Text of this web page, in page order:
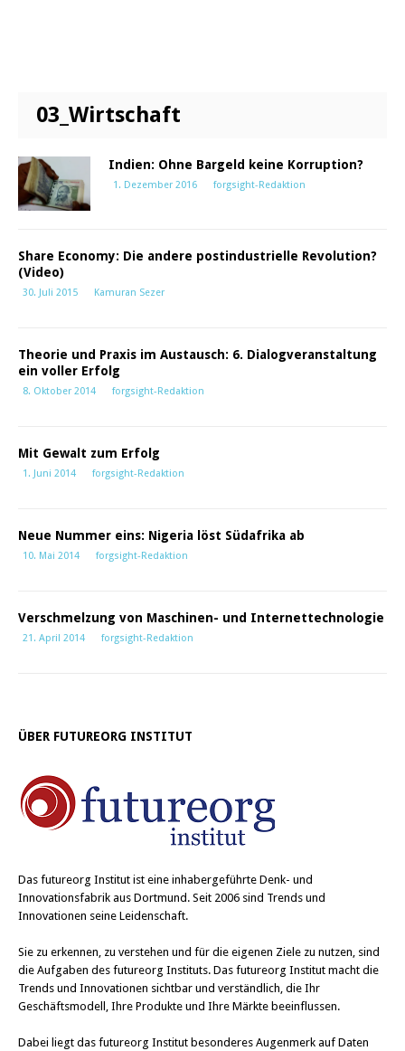
03_Wirtschaft
Indien: Ohne Bargeld keine Korruption?
1. Dezember 2016 forgsight-Redaktion
Share Economy: Die andere postindustrielle Revolution?
(Video)
30. Juli 2015 Kamuran Sezer
Theorie und Praxis im Austausch: 6. Dialogveranstaltung
ein voller Erfolg
8. Oktober 2014 forgsight-Redaktion
Mit Gewalt zum Erfolg
1. Juni 2014 forgsight-Redaktion
Neue Nummer eins: Nigeria löst Südafrika ab
10. Mai 2014 forgsight-Redaktion
Verschmelzung von Maschinen- und Internettechnologie
21. April 2014 forgsight-Redaktion
ÜBER FUTUREORG INSTITUT
Das futureorg Institut ist eine inhabergeführte Denk- und
Innovationsfabrik aus Dortmund. Seit 2006 sind Trends und
Innovationen seine Leidenschaft.
Sie zu erkennen, zu verstehen und für die eigenen Ziele zu nutzen, sind
die Aufgaben des futureorg Instituts. Das futureorg Institut macht die
Trends und Innovationen sichtbar und verständlich, die Ihr
Geschäftsmodell, Ihre Produkte und Ihre Märkte beeinflussen.
Dabei liegt das futureorg Institut besonderes Augenmerk auf Daten